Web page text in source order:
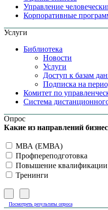
Управление
Корпоративные
Услуги
Библиотека
Новости
Услуги
Доступ к базам
Подписка на
Комитет по
Система
Опрос
Какие из направлений
МВА (ЕМВА)
Профпереподготовка
Повышение квалификации
Тренинги
Посмотреть результаты опроса